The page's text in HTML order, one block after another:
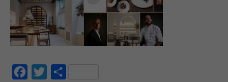
FacebookTwitter